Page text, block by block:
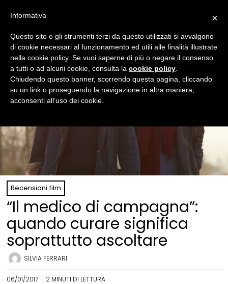
Recensioni film
“Il medico di campagna”:
quando curare significa
soprattutto ascoltare
SILVIA FERRARI
06/01/2017 2 MINUTI DI LETTURA
×
Informativa
Questo sito o gli strumenti terzi da questo utilizzati si avvalgono
di cookie necessari al funzionamento ed utili alle finalità illustrate
nella cookie policy. Se vuoi saperne di più o negare il consenso
a tutti o ad alcuni cookie, consulta la cookie policy
Chiudendo questo banner, scorrendo questa pagina, cliccando
su un link o proseguendo la navigazione in altra maniera,
acconsenti all’uso dei cookie.